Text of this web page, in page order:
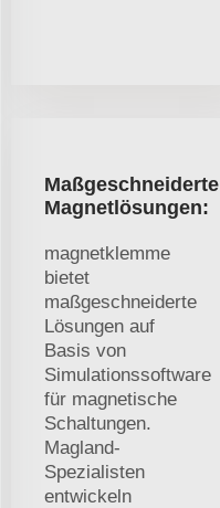
Maßgeschneiderte
Magnetlösungen:
magnetklemme
bietet
maßgeschneiderte
Lösungen auf
Basis von
Simulationssoftware
für magnetische
Schaltungen.
Magland-
Spezialisten
entwickeln